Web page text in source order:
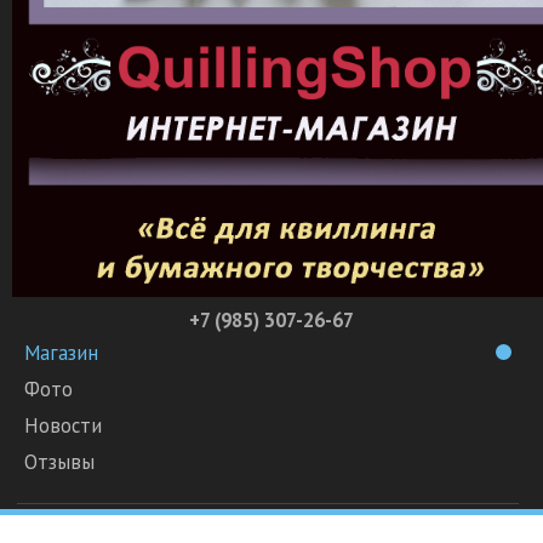
+7 (985) 307-26-67
Магазин
Фото
Новости
Отзывы